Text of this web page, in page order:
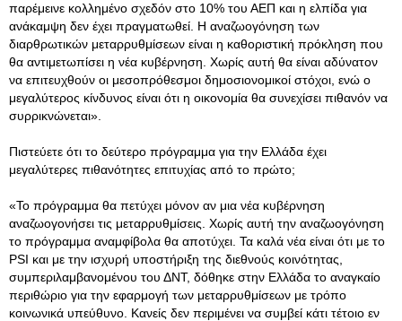
παρέμεινε κολλημένο σχεδόν στο 10% του ΑΕΠ και η ελπίδα για
ανάκαμψη δεν έχει πραγματωθεί. Η αναζωογόνηση των
διαρθρωτικών μεταρρυθμίσεων είναι η καθοριστική πρόκληση που
θα αντιμετωπίσει η νέα κυβέρνηση. Χωρίς αυτή θα είναι αδύνατον
να επιτευχθούν οι μεσοπρόθεσμοι δημοσιονομικοί στόχοι, ενώ ο
μεγαλύτερος κίνδυνος είναι ότι η οικονομία θα συνεχίσει πιθανόν να
συρρικνώνεται».
Πιστεύετε ότι το δεύτερο πρόγραμμα για την Ελλάδα έχει
μεγαλύτερες πιθανότητες επιτυχίας από το πρώτο;
«Το πρόγραμμα θα πετύχει μόνον αν μια νέα κυβέρνηση
αναζωογονήσει τις μεταρρυθμίσεις. Χωρίς αυτή την αναζωογόνηση
το πρόγραμμα αναμφίβολα θα αποτύχει. Τα καλά νέα είναι ότι με το
PSI και με την ισχυρή υποστήριξη της διεθνούς κοινότητας,
συμπεριλαμβανομένου του ΔΝΤ, δόθηκε στην Ελλάδα το αναγκαίο
περιθώριο για την εφαρμογή των μεταρρυθμίσεων με τρόπο
κοινωνικά υπεύθυνο. Κανείς δεν περιμένει να συμβεί κάτι τέτοιο εν